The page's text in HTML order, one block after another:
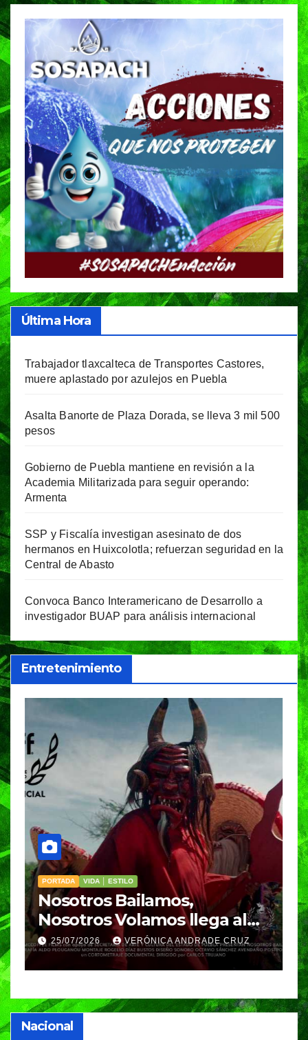
Última Hora
Trabajador tlaxcalteca de Transportes Castores,
muere aplastado por azulejos en Puebla
Asalta Banorte de Plaza Dorada, se lleva 3 mil 500
pesos
Gobierno de Puebla mantiene en revisión a la
Academia Militarizada para seguir operando:
Armenta
SSP y Fiscalía investigan asesinato de dos
hermanos en Huixcolotla; refuerzan seguridad en la
Central de Abasto
Convoca Banco Interamericano de Desarrollo a
investigador BUAP para análisis internacional
Entretenimiento
llega al
ANDRADE CRUZ
VIDA │ ESTILO
Cinco hábitos
para hacer del
parte de la rutina
25/07/2026 VERÓNICA
Nacional